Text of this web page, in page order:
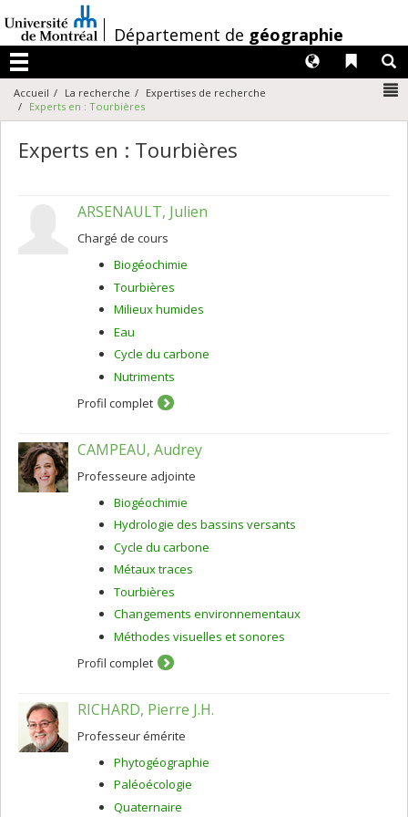
au
contenu
/Département de géographie
Menu
Liens
Langues
Accueil La recherche
Expertises de recherche
Experts en : Tourbières
Experts en : Tourbières
ARSENAULT, Julien
Chargé de cours
Biogéochimie
Tourbières
Milieux humides
Eau
Cycle du carbone
Nutriments
Profil complet
CAMPEAU, Audrey
Professeure adjointe
Biogéochimie
Hydrologie des bassins versants
Cycle du carbone
Métaux traces
Tourbières
Changements environnementaux
Méthodes visuelles et sonores
Profil complet
RICHARD, Pierre J.H.
Professeur émérite
Phytogéographie
Paléoécologie
Quaternaire